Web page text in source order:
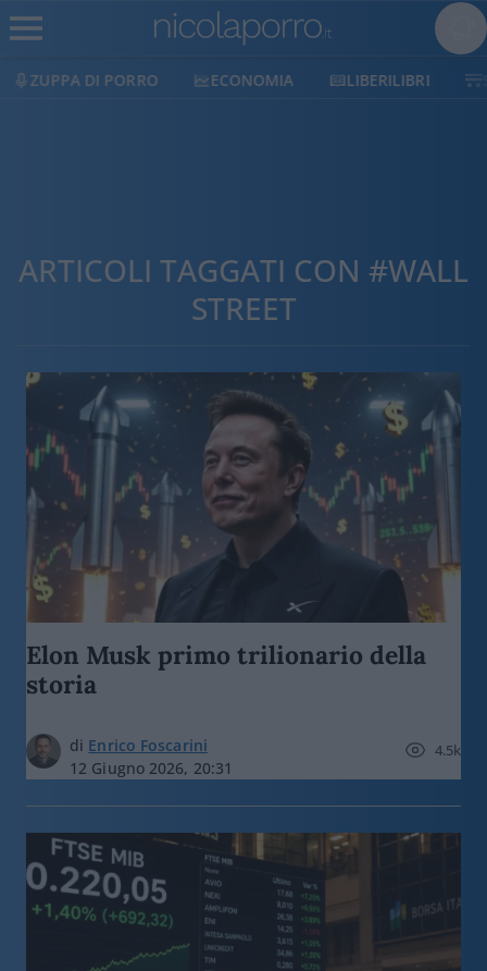
ECONOMIA LIBERILIBRI SHOP SOSTIENICI
ARTICOLI TAGGATI CON #WALL
STREET
Elon Musk primo trilionario della
storia
di Enrico Foscarini
12 Giugno 2026, 20:31
4.5k